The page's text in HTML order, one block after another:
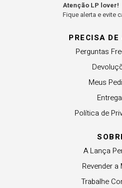
PRECISA DE
Perguntas
Meus
Política de
A Lança
Revender a
Trabalhe
Atenção LP lover!
Fique alerta e evite